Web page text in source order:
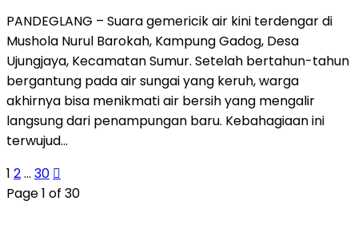
PANDEGLANG – Suara gemericik air kini terdengar di
Mushola Nurul Barokah, Kampung Gadog, Desa
Ujungjaya, Kecamatan Sumur. Setelah bertahun-tahun
bergantung pada air sungai yang keruh, warga
akhirnya bisa menikmati air bersih yang mengalir
langsung dari penampungan baru. Kebahagiaan ini
terwujud...
1 2… 30
Page 1 of 30